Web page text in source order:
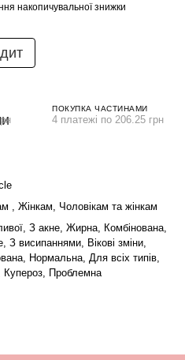
накопичувальної знижки
ПОКУПКА ЧАСТИНАМИ
4 платежі по 206.25 грн
, Жінкам, Чоловікам та жінкам
З акне, Жирна, Комбінована,
З висипаннями, Вікові зміни,
Нормальна, Для всіх типів,
Купероз, Проблемна